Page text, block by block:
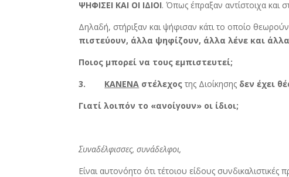
ΨΗΦΙΣΕΙ ΚΑΙ ΟΙ ΙΔΙΟΙ. Όπως έπραξαν αντίστοιχα και
Δηλαδή, στήριξαν και ψήφισαν κάτι το οποίο
πιστεύουν, άλλα ψηφίζουν, άλλα λένε και
Ποιος μπορεί να τους εμπιστευτεί;
3. ΚΑΝΕΝΑ στέλεχος της Διοίκησης δεν έχει
Γιατί λοιπόν το «ανοίγουν» οι ίδιοι;
Συναδέλφισσες, συνάδελφοι,
Είναι αυτονόητο ότι τέτοιου είδους συνδικαλιστικές